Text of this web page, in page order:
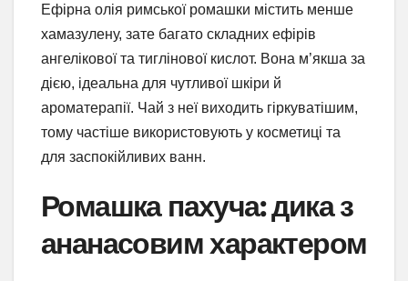
Ефірна олія римської ромашки містить менше
хамазулену, зате багато складних ефірів
ангелікової та тиглінової кислот. Вона м’якша за
дією, ідеальна для чутливої шкіри й
ароматерапії. Чай з неї виходить гіркуватішим,
тому частіше використовують у косметиці та
для заспокійливих ванн.
Ромашка пахуча: дика з
ананасовим характером